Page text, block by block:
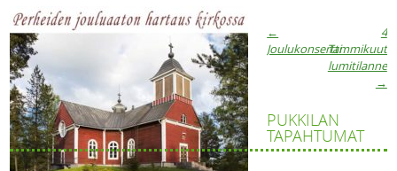
Artikkelien
navigaatio
←
Joulukonsertti
4
Tammikuuta
lumitilanne
→
PUKKILAN
TAPAHTUMAT